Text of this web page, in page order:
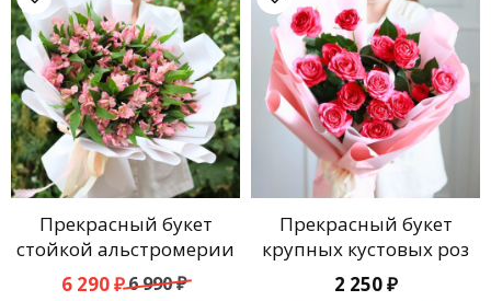
Прекрасный букет
стойкой альстромерии
6 990₽
Первоначальная
6 290₽
Текущая
Прекрасный букет
крупных кустовых роз
2 250₽